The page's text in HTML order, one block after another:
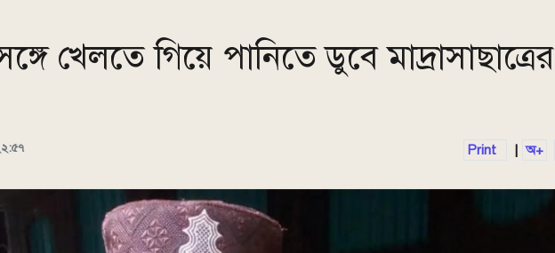
খেলতে গিয়ে পানিতে ডুবে মাদ্রাসাছাত্রের
Print | অ+